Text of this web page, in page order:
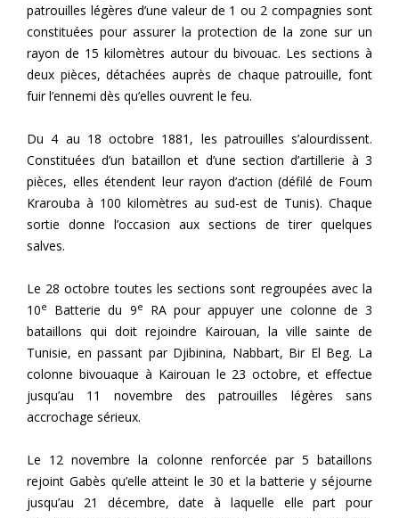
patrouilles légères d’une valeur de 1 ou 2 compagnies sont
constituées pour assurer la protection de la zone sur un
rayon de 15 kilomètres autour du bivouac. Les sections à
deux pièces, détachées auprès de chaque patrouille, font
fuir l’ennemi dès qu’elles ouvrent le feu.
Du 4 au 18 octobre 1881, les patrouilles s’alourdissent.
Constituées d’un bataillon et d’une section d’artillerie à 3
pièces, elles étendent leur rayon d’action (défilé de Foum
Krarouba à 100 kilomètres au sud-est de Tunis). Chaque
sortie donne l’occasion aux sections de tirer quelques
salves.
Le 28 octobre toutes les sections sont regroupées avec la
10e Batterie du 9e
RA pour appuyer une colonne de 3
bataillons qui doit rejoindre Kairouan, la ville sainte de
Tunisie, en passant par Djibinina, Nabbart, Bir El Beg. La
colonne bivouaque à Kairouan le 23 octobre, et effectue
jusqu’au 11 novembre des patrouilles légères sans
accrochage sérieux.
Le 12 novembre la colonne renforcée par 5 bataillons
rejoint Gabès qu’elle atteint le 30 et la batterie y séjourne
jusqu’au 21 décembre, date à laquelle elle part pour